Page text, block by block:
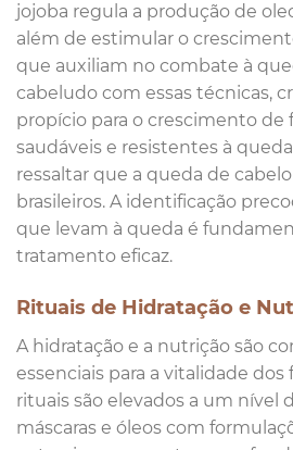
jojoba regula a produção de
além de estimular o
que auxiliam no combate à
cabeludo com essas técnicas,
propício para o crescimento de
saudáveis e resistentes à
ressaltar que a queda de
brasileiros. A identificação
que levam à queda é
tratamento eficaz.
Rituais de Hidratação e
A hidratação e a nutrição são
essenciais para a vitalidade dos
rituais são elevados a um nível
máscaras e óleos com